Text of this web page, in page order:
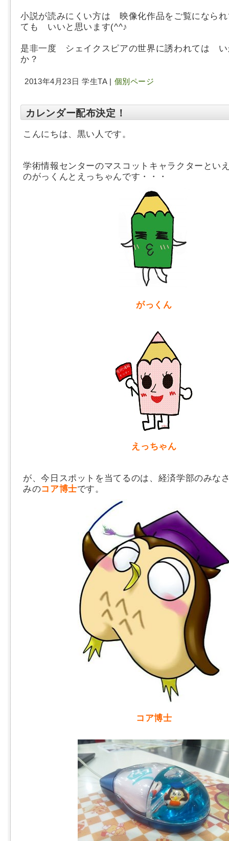
小説が読みにくい方は 映像化作品をご覧になら
ても いいと思います(^^♪
是非一度 シェイクスピアの世界に誘われては い
か？
2013年4月23日 学生TA | 個別ページ
カレンダー配布決定！
こんにちは、黒い人です。
学術情報センターのマスコットキャラクターとい
のがっくんとえっちゃんです・・・
がっくん
えっちゃん
が、今日スポットを当てるのは、経済学部のみな
みのコア博士です。
コア博士